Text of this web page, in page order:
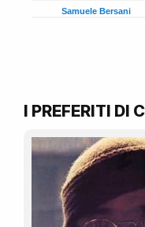
Samuele Bersani
I PREFERITI DI